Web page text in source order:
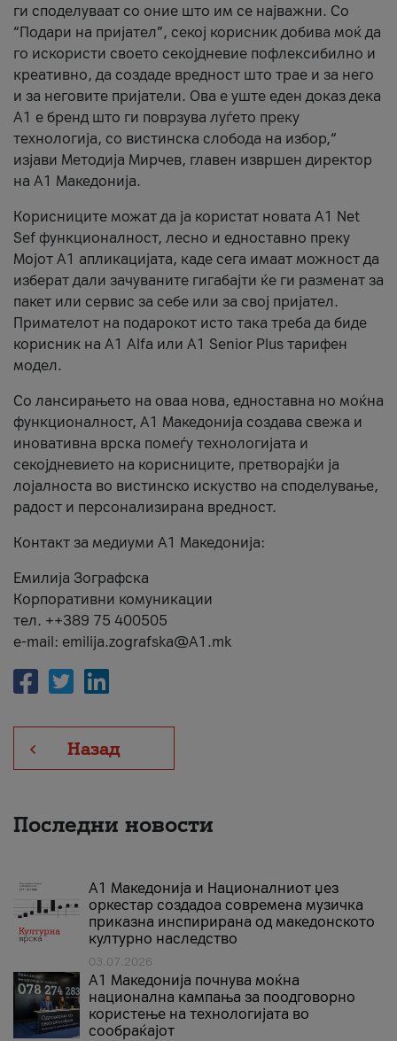
ги споделуваат со оние што им се најважни. Со
“Подари на пријател”, секој корисник добива моќ да
го искористи своето секојдневие пофлексибилно и
креативно, да создаде вредност што трае и за него
и за неговите пријатели. Ова е уште еден доказ дека
А1 е бренд што ги поврзува луѓето преку
технологија, со вистинска слобода на избор,“
изјави Методија Мирчев, главен извршен директор
на А1 Македонија.
Корисниците можат да ја користат новата А1 Net
Sef функционалност, лесно и едноставно преку
Мојот А1 апликацијата, каде сега имаат можност да
изберат дали зачуваните гигабајти ќе ги разменат за
пакет или сервис за себе или за свој пријател.
Примателот на подарокот исто така треба да биде
корисник на А1 Alfa или A1 Senior Plus тарифен
модел.
Со лансирањето на оваа нова, едноставна но моќна
функционалност, А1 Македонија создава свежа и
иновативна врска помеѓу технологијата и
секојдневието на корисниците, претворајќи ја
лојалноста во вистинско искуство на споделување,
радост и персонализирана вредност.
Контакт за медиуми А1 Македонија:
Емилија Зографска
Корпоративни комуникации
тел. ++389 75 400505
e-mail: emilija.zografska@A1.mk
Назад
Последни новости
А1 Македонија и Националниот џез
оркестар создадоа современа музичка
приказна инспирирана од македонското
културно наследство
03.07.2026
A1 Македонија почнува моќна
национална кампања за поодговорно
користење на технологијата во
сообраќајот